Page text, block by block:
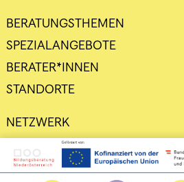
BERATUNGSTHEMEN
SPEZIALANGEBOTE
BERATER*INNEN
STANDORTE
NETZWERK
DATENSCHUTZ
IMPRESSUM